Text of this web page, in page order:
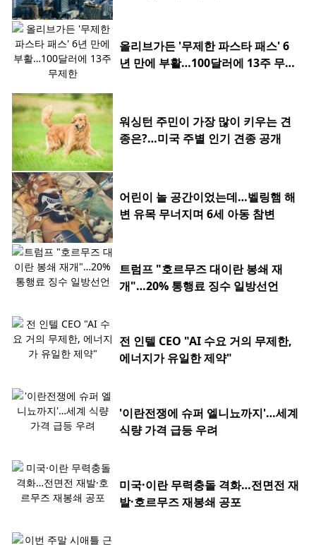
올리브가든 '무제한 파스타 패스' 6
년 만에 부활…100달러에 13주 무제
워싱턴 주민이 가장 많이 키우는 견
종은?…미국 주별 인기 견종 공개
어린이 놀 공간이었는데…벨링햄 해
변 유목 무너지며 6세 아동 참변
트럼프 "호르무즈 대이란 봉쇄 재
개"…20% 통행료 징수 일방선언
전 인텔 CEO "AI 수요 거의 무제한,
에너지가 유일한 제약"
'이란전쟁에 슈퍼 엘니뇨까지'…세계
식량 가격 급등 우려
미국·이란 무력충돌 격화…전면전 재
발·호르무즈 재봉쇄 공포